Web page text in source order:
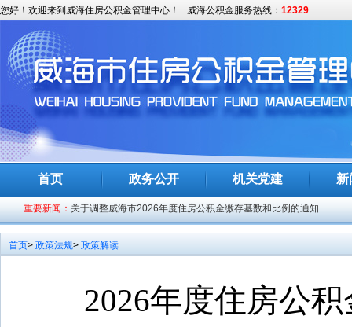
您好！欢迎来到威海住房公积金管理中心！ 威海公积金服务热线： 12329
首页 政务公开 机关党建 新
重要新闻：
威海市住房公积金管理中心召开纠纷调解工作座谈会
南通推进住房公积金单位业务“全程网办”
关于调整威海市2026年度住房公积金缴存基数和比例的通知
全市食品药品安全委员会全体会议召开
关于2026年度住房公积金结息期间暂停办理业务的通告
闫剑波到哈工大（威海）调研
孔凡萍安排部署安全生产和防汛抗旱工作
首页> 政策法规> 政策解读
2026年度住房公